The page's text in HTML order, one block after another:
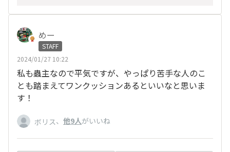
めー
STAFF
2024/01/27 10:22
私も蟲主なので平気ですが、やっぱり苦手な人のこ
とも踏まえてワンクッションあるといいなと思いま
す！
ボリス、 他9人がいいね